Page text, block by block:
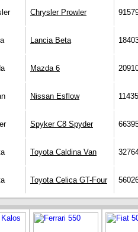
Chrysler Prowler
Lancia Beta
Mazda 6
Nissan Esflow
Spyker C8 Spyder
Toyota Caldina Van
Toyota Celica GT-Four